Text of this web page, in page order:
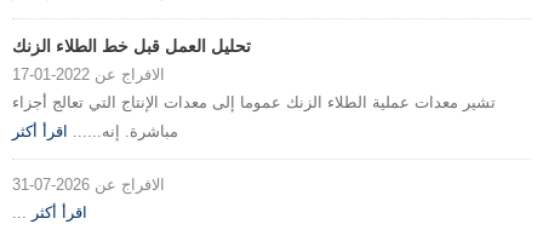
تحليل العمل قبل خط الطلاء الزنك
الافراج عن 2022-01-17
تشير معدات عملية الطلاء الزنك عموما إلى معدات الإنتاج التي تعالج أجزاء
مباشرة. إنه...... اقرأ أكثر
الافراج عن 2026-07-31
... اقرأ أكثر